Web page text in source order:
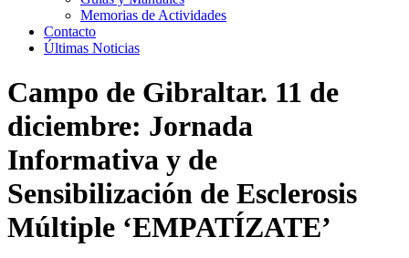
Memorias de Actividades
Contacto
Últimas Noticias
Campo de Gibraltar. 11 de
diciembre: Jornada
Informativa y de
Sensibilización de Esclerosis
Múltiple ‘EMPATÍZATE’